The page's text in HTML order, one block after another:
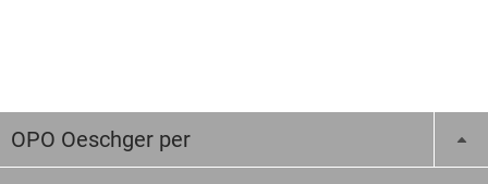
OPO Oeschger per